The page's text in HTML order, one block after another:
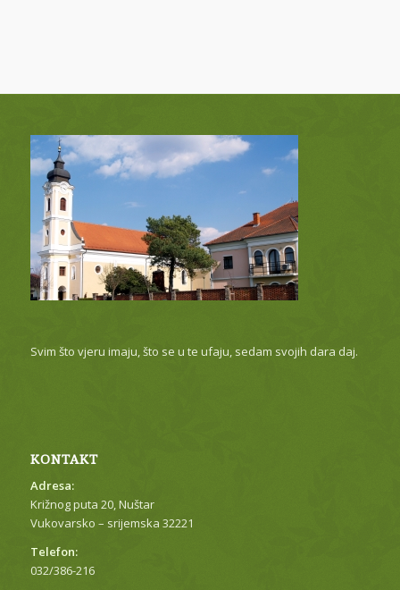
Svim što vjeru imaju, što se u te ufaju, sedam svojih dara daj.
KONTAKT
Adresa:
Križnog puta 20, Nuštar
Vukovarsko – srijemska 32221
Telefon:
032/386-216